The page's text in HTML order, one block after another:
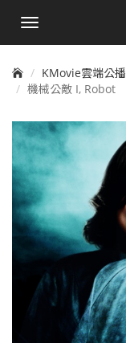
手
單
KMovie雲端公
機械公敵 I, Robot